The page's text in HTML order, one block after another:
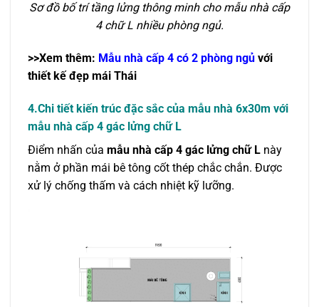
Sơ đồ bố trí tầng lửng thông minh cho mẫu nhà cấp
4 chữ L nhiều phòng ngủ.
>>Xem thêm: Mẫu nhà cấp 4 có 2 phòng ngủ với
thiết kế đẹp mái Thái
4.Chi tiết kiến trúc đặc sắc của mẫu nhà 6x30m với
mẫu nhà cấp 4 gác lửng chữ L
Điểm nhấn của mẫu nhà cấp 4 gác lửng chữ L này
nằm ở phần mái bê tông cốt thép chắc chắn. Được
xử lý chống thấm và cách nhiệt kỹ lưỡng.